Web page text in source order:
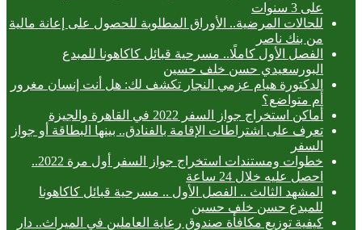
على 3 سنوات
للحالات المرضية.. الأوراق المطلوبة للحصول على إعانة مالية
من بنك ناصر
الفصل الأول كاملًا.. مسرحية قبائل كاكاهونا للمبدع
البورسعيدي حسن خلف حسين
الدكتورة هيام عزمي النجار تكشف لك: هل أنت إنسان مغرور
أم متواضع؟
أماكن استخراج جواز السفر 2022 في القاهرة والجيزة
تعرف على اشتراطات الإقامة بالفنادق.. بينها البطاقة أو جواز
السفر
خطوات ومستندات استخراج جواز السفر أول مرة 2022..
احصل عليه خلال 24 ساعة
المشهد الثالث .. الفصل الأول .. مسرحية قبائل كاكاهونا
للمبدع حسن خلف حسين
كيفية توزيع مكافأة صندوق رعاية العاملين في الميراث.. دار